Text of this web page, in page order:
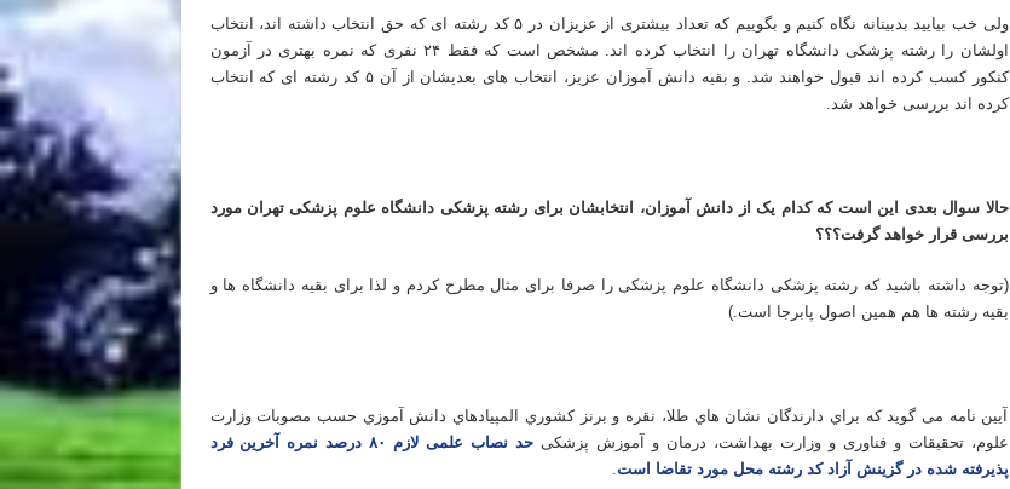
ولی خب بیایید بدبینانه نگاه کنیم و بگوییم که تعداد بیشتری از عزیزان در ۵ کد رشته ای که حق انتخاب داشته اند، انتخاب
اولشان را رشته پزشکی دانشگاه تهران را انتخاب کرده اند. مشخص است که فقط ۲۴ نفری که نمره بهتری در آزمون
کنکور کسب کرده اند قبول خواهند شد. و بقیه دانش آموزان عزیز، انتخاب های بعدیشان از آن ۵ کد رشته ای که انتخاب
کرده اند بررسی خواهد شد.
حالا سوال بعدی این است که کدام یک از دانش آموزان، انتخابشان برای رشته پزشکی دانشگاه علوم پزشکی تهران مورد
بررسی قرار خواهد گرفت؟؟؟
(توجه داشته باشید که رشته پزشکی دانشگاه علوم پزشکی را صرفا برای مثال مطرح کردم و لذا برای بقیه دانشگاه ها و
بقیه رشته ها هم همین اصول پابرجا است.)
آیین نامه می گوید که براي دارندگان نشان‌ هاي طلا، نقره و برنز كشوري المپيادهاي دانش آموزي حسب مصوبات وزارت
علوم، تحقیقات و فناوری و وزارت بهداشت، درمان و آموزش پزشکی
حد نصاب علمی لازم ۸۰ درصد نمره آخرین فرد
پذیرفته شده در گزینش آزاد کد رشته‌ محل مورد تقاضا است.